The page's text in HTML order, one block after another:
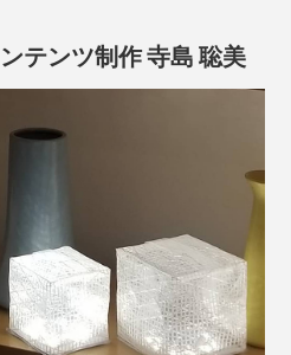
白色（蛍光灯）のような白い
すので、本や説明書を読んだ
物置や車のボンネットを照ら
活躍します。
テンツ制作 寺島 聡美